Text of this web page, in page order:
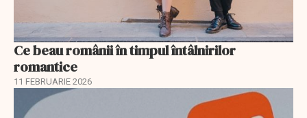
Ce beau românii în timpul întâlnirilor
romantice
11 FEBRUARIE 2026